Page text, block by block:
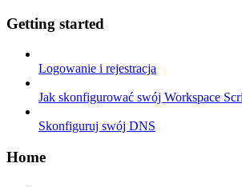
Getting started
Logowanie i rejestracja
Jak skonfigurować swój Workspace
Skonfiguruj swój DNS
Home